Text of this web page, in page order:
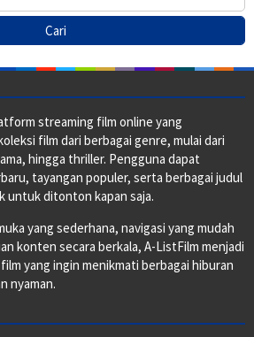
streaming film online yang
film dari berbagai genre, mulai dari
hingga thriller. Pengguna dapat
tayangan populer, serta berbagai judul
untuk ditonton kapan saja.
yang sederhana, navigasi yang mudah
konten secara berkala, A-ListFilm menjadi
yang ingin menikmati berbagai hiburan
nyaman.